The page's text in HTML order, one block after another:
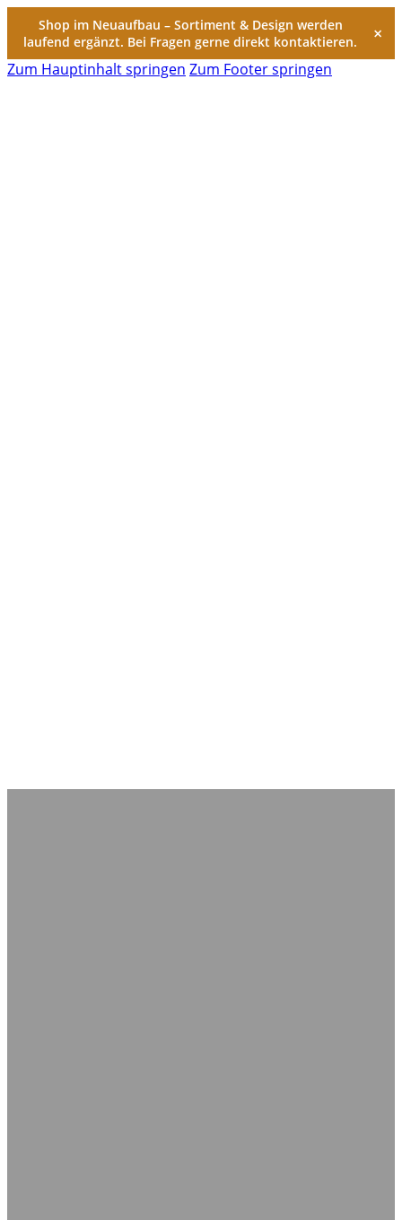
Shop im Neuaufbau – Sortiment & Design werden
laufend ergänzt. Bei Fragen gerne direkt kontaktieren.
×
Zum Hauptinhalt springen Zum Footer springen